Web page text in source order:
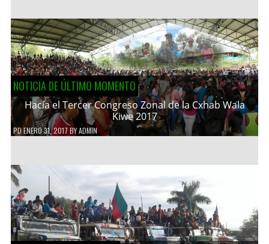
NOTICIA DE ÚLTIMO MOMENTO
Hacía el Tercer Congreso Zonal de la Cxhab Wala
Kiwe 2017
PDENERO 31, 2017 BYADMIN